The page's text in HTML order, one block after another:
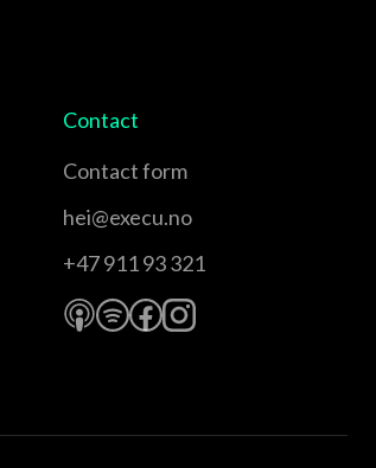
Contact
Contact form
hei@execu.no
+47 911 93 321